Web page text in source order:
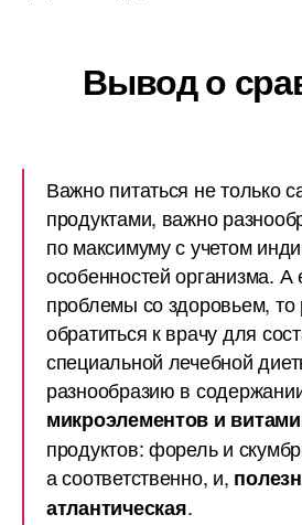
Вывод о
Важно питаться не только
продуктами, важно
по максимуму с учетом
особенностей организма. А
проблемы со здоровьем,
обратиться к врачу для
специальной лечебной
разнообразию в
микроэлементов и
продуктов: форель и
а соответственно, и,
атлантическая.